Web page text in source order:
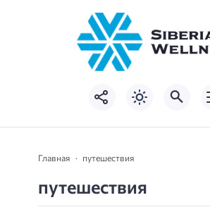
Главная путешествия
путешествия